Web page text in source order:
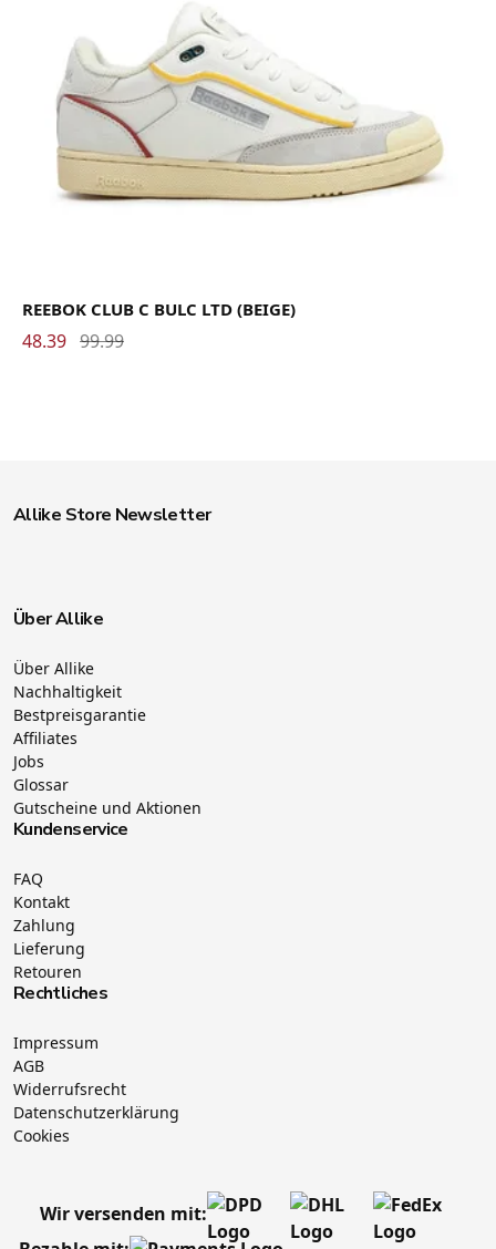
REEBOK CLUB C BULC LTD (BEIGE)
48.39 99.99
Allike Store Newsletter
Über Allike
Über Allike
Nachhaltigkeit
Bestpreisgarantie
Affiliates
Jobs
Glossar
Gutscheine und Aktionen
Kundenservice
FAQ
Kontakt
Zahlung
Lieferung
Retouren
Rechtliches
Impressum
AGB
Widerrufsrecht
Datenschutzerklärung
Cookies
Wir versenden mit: